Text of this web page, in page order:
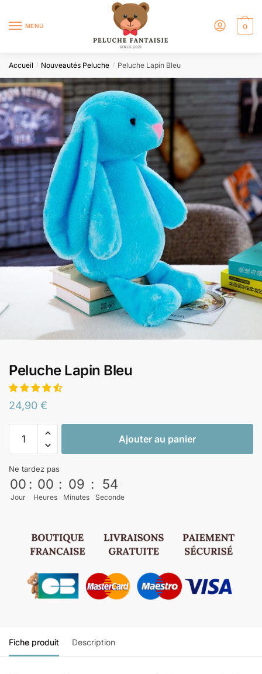
MENU 0
Accueil / Nouveautés Peluche / Peluche Lapin Bleu
Peluche Lapin Bleu
24,90 €
Ajouter au panier
Ne tardez pas
00
Jour
: 00
Heures
: 09
Minutes
: 53
Seconde
Fiche produit Description